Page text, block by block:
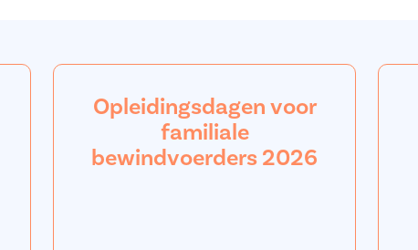
Opleidingsdagen voor
familiale
bewindvoerders 2026